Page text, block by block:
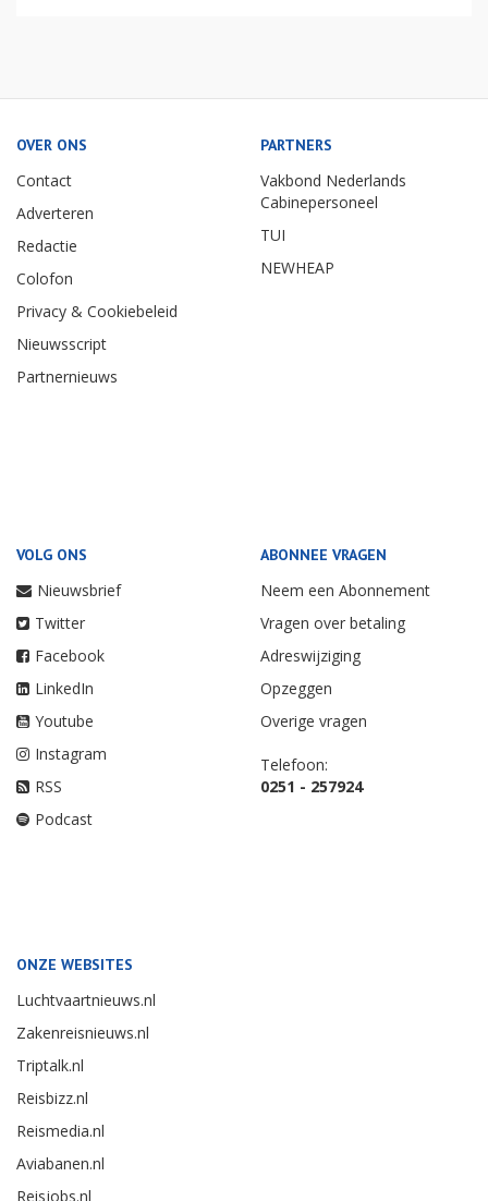
OVER ONS
Contact
Adverteren
Redactie
Colofon
Privacy & Cookiebeleid
Nieuwsscript
Partnernieuws
PARTNERS
Vakbond Nederlands
Cabinepersoneel
TUI
NEWHEAP
VOLG ONS
Nieuwsbrief
Twitter
Facebook
LinkedIn
Youtube
Instagram
RSS
Podcast
ABONNEE VRAGEN
Neem een Abonnement
Vragen over betaling
Adreswijziging
Opzeggen
Overige vragen
Telefoon:
0251 - 257924
ONZE WEBSITES
Luchtvaartnieuws.nl
Zakenreisnieuws.nl
Triptalk.nl
Reisbizz.nl
Reismedia.nl
Aviabanen.nl
Reisjobs.nl